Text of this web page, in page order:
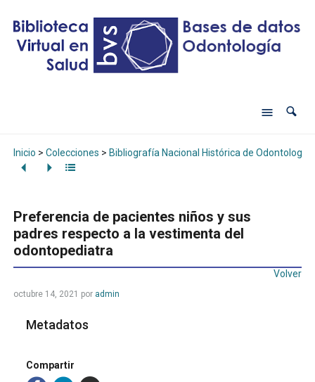
Inicio > Colecciones > Bibliografía Nacional Histórica de Odontología
Preferencia de pacientes niños y sus
padres respecto a la vestimenta del
odontopediatra
Volver
octubre 14, 2021 por admin
Metadatos
Compartir